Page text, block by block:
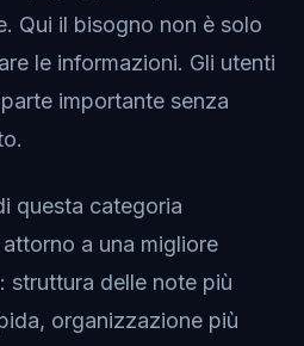
Qui il bisogno non è solo
le informazioni. Gli utenti
importante senza
questa categoria
a una migliore
struttura delle note più
organizzazione più